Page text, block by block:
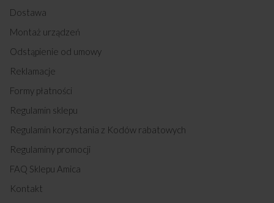
Dostawa
Montaż urządzeń
Odstąpienie od umowy
Reklamacje
Formy płatności
Regulamin sklepu
Regulamin korzystania z Kodów rabatowych
Regulaminy promocji
FAQ Sklepu Amica
Kontakt